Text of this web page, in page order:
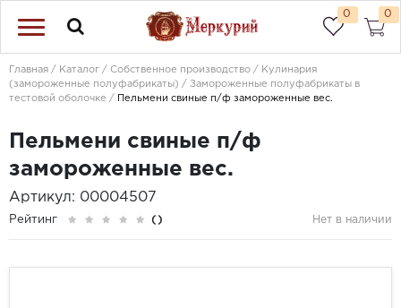
0 0
Главная Каталог Собственное производство
Кулинария
(замороженные полуфабрикаты)
Замороженные полуфабрикаты в
тестовой оболочке
Пельмени свиные п/ф замороженные вес.
Пельмени свиные п/ф
замороженные вес.
Артикул: 00004507
Рейтинг () Нет в наличии